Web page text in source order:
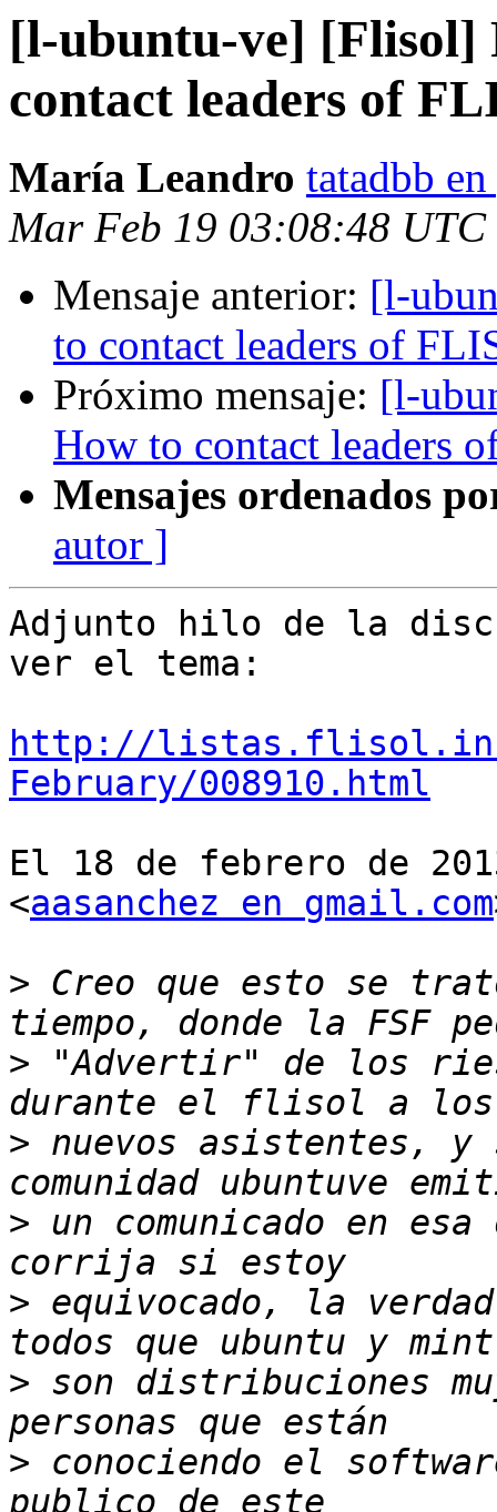
[l-ubuntu-ve] [Flisol]
contact leaders of
María Leandro tatadbb
Mar Feb 19 03:08:48 UTC
Mensaje anterior: [l-
to contact leaders of
Próximo mensaje: [l-
How to contact leaders
Mensajes ordenados
autor ]
Adjunto hilo de la
ver el tema:
http://
February/008910.html
El 18 de febrero de
<aasanchez en gmail.com
> Creo que esto se
> "Advertir" de los
> nuevos asistentes,
> un comunicado en
> equivocado, la
> son distribuciones
> conociendo el